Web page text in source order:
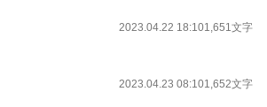
2023.04.22 18:101,651文字
2023.04.23 08:101,652文字